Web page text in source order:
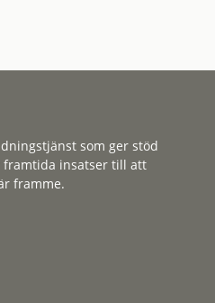
som ger stöd
framtida insatser till att
framme.